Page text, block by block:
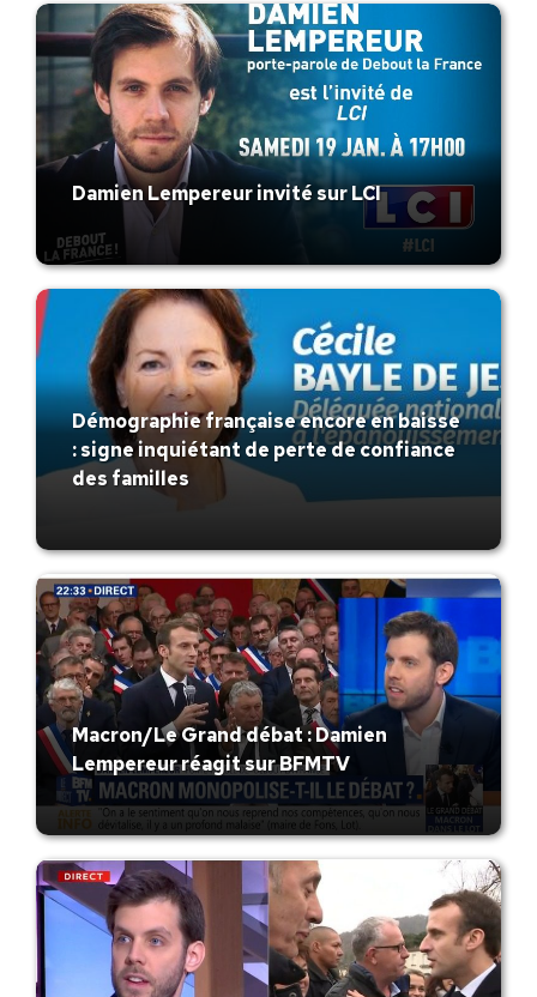
Damien Lempereur invité sur LCI
Démographie française encore en baisse
: signe inquiétant de perte de confiance
des familles
Macron/Le Grand débat : Damien
Lempereur réagit sur BFMTV